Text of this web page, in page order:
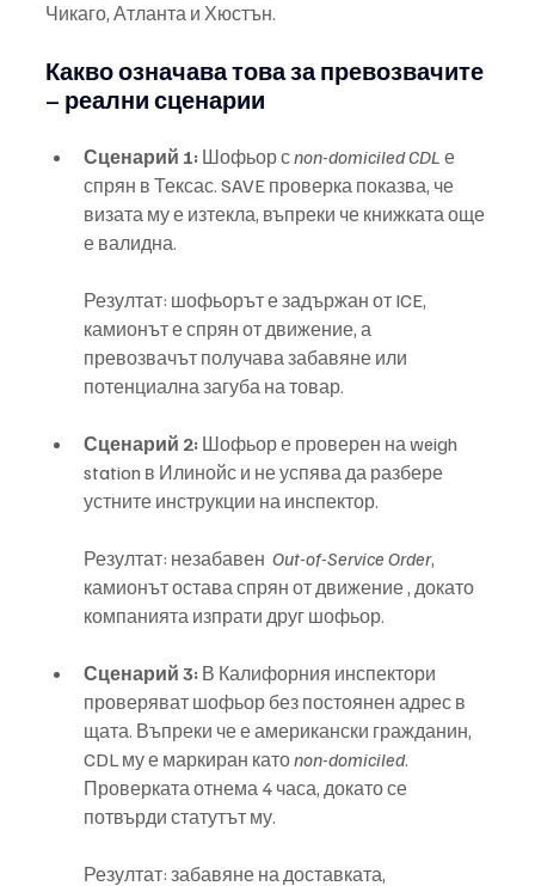
Чикаго, Атланта и Хюстън.
Какво означава това за превозвачите
– реални сценарии
Сценарий 1: Шофьор с non-domiciled CDL е
спрян в Тексас. SAVE проверка показва, че
визата му е изтекла, въпреки че книжката още
е валидна.
Резултат: шофьорът е задържан от ICE,
камионът е спрян от движение, а
превозвачът получава забавяне или
потенциална загуба на товар.
Сценарий 2: Шофьор е проверен на weigh
station в Илинойс и не успява да разбере
устните инструкции на инспектор.
Резултат: незабавен Out-of-Service Order,
камионът остава спрян от движение , докато
компанията изпрати друг шофьор.
Сценарий 3: В Калифорния инспектори
проверяват шофьор без постоянен адрес в
щата. Въпреки че е американски гражданин,
CDL му е маркиран като non-domiciled.
Проверката отнема 4 часа, докато се
потвърди статутът му.
Резултат: забавяне на доставката,